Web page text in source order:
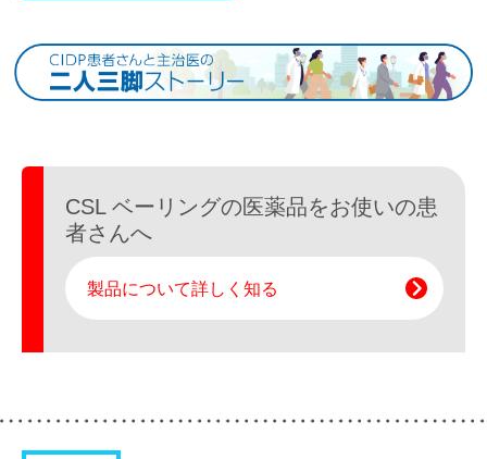
CSL ベーリングの医薬品をお使いの患
者さんへ
製品について詳しく知る